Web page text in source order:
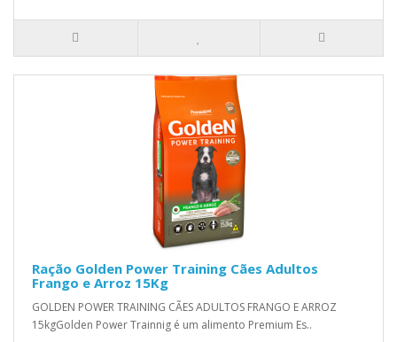
Ração Golden Power Training Cães Adultos
Frango e Arroz 15Kg
GOLDEN POWER TRAINING CÃES ADULTOS FRANGO E ARROZ
15kgGolden Power Trainnig é um alimento Premium Es..